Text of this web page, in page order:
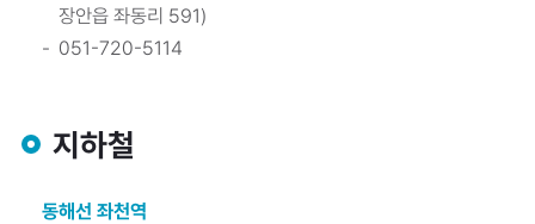
장안읍 좌동리 591)
051-720-5114
지하철
동해선 좌천역